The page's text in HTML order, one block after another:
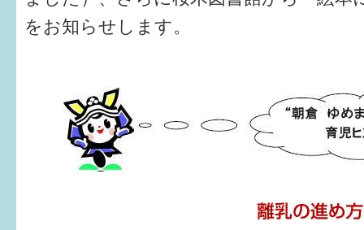
をお知らせします。
1歳〜3歳
就学後〜
子育てマップ